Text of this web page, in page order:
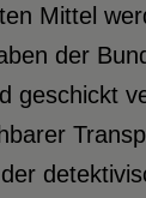
Mittel
der
geschickt